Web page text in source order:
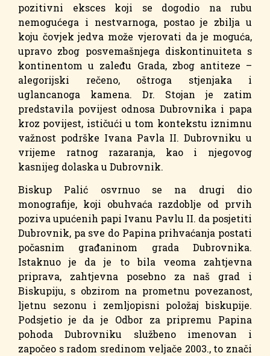
pozitivni eksces koji se dogodio na rubu
nemogućega i nestvarnoga, postao je zbilja u
koju čovjek jedva može vjerovati da je moguća,
upravo zbog posvemašnjega diskontinuiteta s
kontinentom u zaleđu Grada, zbog antiteze –
alegorijski rečeno, oštroga stjenjaka i
uglancanoga kamena. Dr. Stojan je zatim
predstavila povijest odnosa Dubrovnika i papa
kroz povijest, ističući u tom kontekstu iznimnu
važnost podrške Ivana Pavla II. Dubrovniku u
vrijeme ratnog razaranja, kao i njegovog
kasnijeg dolaska u Dubrovnik.
Biskup Palić osvrnuo se na drugi dio
monografije, koji obuhvaća razdoblje od prvih
poziva upućenih papi Ivanu Pavlu II. da posjetiti
Dubrovnik, pa sve do Papina prihvaćanja postati
počasnim građaninom grada Dubrovnika.
Istaknuo je da je to bila veoma zahtjevna
priprava, zahtjevna posebno za naš grad i
Biskupiju, s obzirom na prometnu povezanost,
ljetnu sezonu i zemljopisni položaj biskupije.
Podsjetio je da je Odbor za pripremu Papina
pohoda Dubrovniku službeno imenovan i
započeo s radom sredinom veljače 2003., to znači